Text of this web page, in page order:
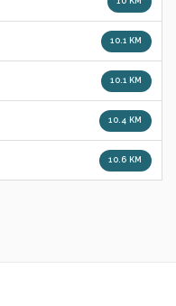
10.1 KM
10.1 KM
10.4 KM
10.6 KM